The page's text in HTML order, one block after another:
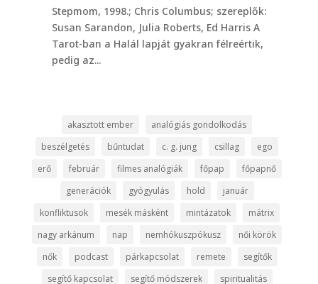
Stepmom, 1998.; Chris Columbus; szereplők:
Susan Sarandon, Julia Roberts, Ed Harris A
Tarot-ban a Halál lapját gyakran félreértik,
pedig az...
akasztott ember
analógiás gondolkodás
beszélgetés
bűntudat c. g. jung csillag
ego
erő
február filmes analógiák főpap
főpapnő
generációk
gyógyulás hold
január
konfliktusok
mesék másként mintázatok
mátrix
nagy arkánum
nap nemhókuszpókusz
női körök
nők
podcast párkapcsolat remete
segítők
segítő kapcsolat
segítő módszerek spiritualitás